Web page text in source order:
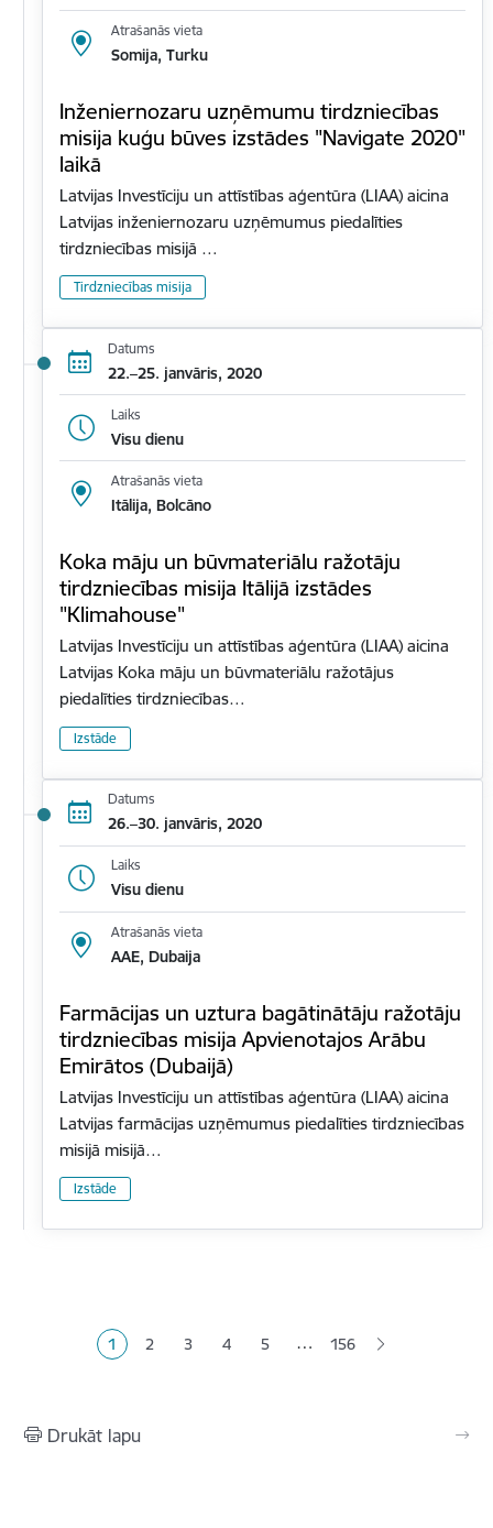
Atrašanās vieta
Somija, Turku
Inženiernozaru uzņēmumu tirdzniecības
misija kuģu būves izstādes "Navigate 2020"
laikā
Latvijas Investīciju un attīstības aģentūra (LIAA) aicina
Latvijas inženiernozaru uzņēmumus piedalīties
tirdzniecības misijā …
Tirdzniecības misija
Datums
22.–25. janvāris, 2020
Laiks
Visu dienu
Atrašanās vieta
Itālija, Bolcāno
Koka māju un būvmateriālu ražotāju
tirdzniecības misija Itālijā izstādes
"Klimahouse"
Latvijas Investīciju un attīstības aģentūra (LIAA) aicina
Latvijas Koka māju un būvmateriālu ražotājus
piedalīties tirdzniecības…
Izstāde
Datums
26.–30. janvāris, 2020
Laiks
Visu dienu
Atrašanās vieta
AAE, Dubaija
Farmācijas un uztura bagātinātāju ražotāju
tirdzniecības misija Apvienotajos Arābu
Emirātos (Dubaijā)
Latvijas Investīciju un attīstības aģentūra (LIAA) aicina
Latvijas farmācijas uzņēmumus piedalīties tirdzniecības
misijā misijā…
Izstāde
Pašreizējā lapa
1 Lapa
2 Lapa
3 Lapa
4 Lapa
5 … 156
Drukāt lapu